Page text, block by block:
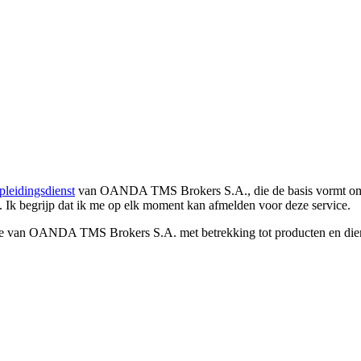
van OANDA TMS Brokers S.A., die de basis vormt
Ik begrijp dat ik me op elk moment kan afmelden voor deze service.
OANDA TMS Brokers S.A. met betrekking tot producten en